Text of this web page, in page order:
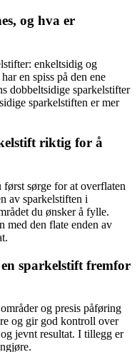
og hva er
enkeltsidig og
en spiss på den ene
dobbeltsidige sparkelstifter
sparkelstiften er mer
riktig for å
sørge for at overflaten
av sparkelstiften i
du ønsker å fylle.
med den flate enden av
sparkelstift fremfor
og presis påføring
og gir god kontroll over
jevnt resultat. I tillegg er